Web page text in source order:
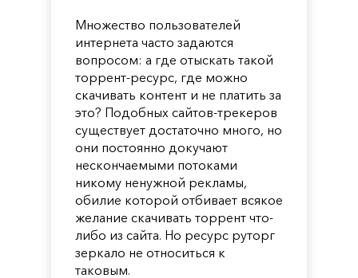
Множество пользователей
интернета часто задаются
вопросом: а где отыскать такой
торрент-ресурс, где можно
скачивать контент и не платить за
это? Подобных сайтов-трекеров
существует достаточно много, но
они постоянно докучают
нескончаемыми потоками
никому ненужной рекламы,
обилие которой отбивает всякое
желание скачивать торрент что-
либо из сайта. Но ресурс руторг
зеркало не относиться к
таковым.